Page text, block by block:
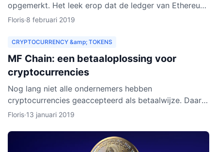
opgemerkt. Het leek erop dat de ledger van Ethereum
Classic werd herschreven. Dat zou betekenen dat
Floris·8 februari 2019
CRYPTOCURRENCY &amp; TOKENS
MF Chain: een betaaloplossing voor
cryptocurrencies
Nog lang niet alle ondernemers hebben
cryptocurrencies geaccepteerd als betaalwijze. Daar
wil MF Chain een verandering in maken. Het bedrijf wil
Floris·13 januari 2019